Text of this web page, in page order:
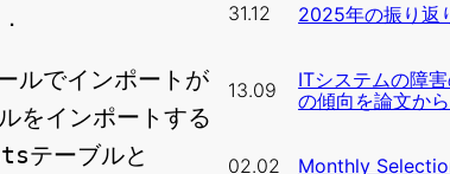
ルでインポートが
をインポートする
テーブルと
31.12 2025年の振り返
13.09
ITシステムの障
の傾向を論文か
02.02 Monthly